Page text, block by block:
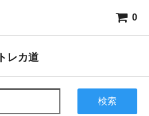
0
トレカ道
検索